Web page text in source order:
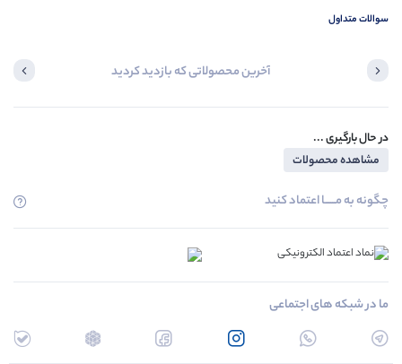
سوالات متداول
آخرین محصولاتی که بازدید کردید
در حال بارگیری ...
مشاهده محصولات
چگونه به مــــــا اعتماد کنید
ما در شبکه های اجتماعی